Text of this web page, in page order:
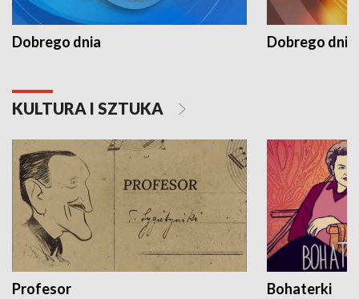
Dobrego dnia Dobrego dnia
KULTURA I SZTUKA
Profesor Bohaterki